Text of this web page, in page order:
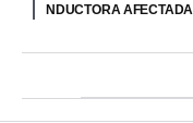
NDUCTORA AFECTADA